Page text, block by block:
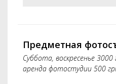
Предметная
Суббота, воскресенье 3000
аренда фотостудии 500